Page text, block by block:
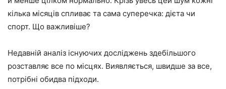
кілька місяців спливає та сама суперечка: дієта чи
спорт. Що важливіше?
Недавній аналіз існуючих досліджень здебільшого
розставляє все по місцях. Виявляється, швидше за все,
потрібні обидва підходи.